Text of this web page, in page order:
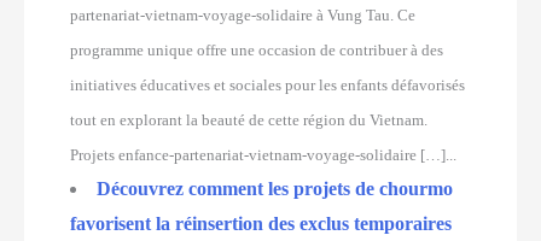
partenariat-vietnam-voyage-solidaire à Vung Tau. Ce
programme unique offre une occasion de contribuer à des
initiatives éducatives et sociales pour les enfants défavorisés
tout en explorant la beauté de cette région du Vietnam.
Projets enfance-partenariat-vietnam-voyage-solidaire […]...
Découvrez comment les projets de chourmo
favorisent la réinsertion des exclus temporaires